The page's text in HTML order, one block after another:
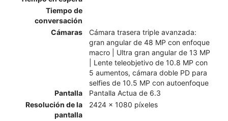
Tiempo de
conversación
Cámaras
Cámara trasera triple avanzada:
gran angular de 48 MP con enfoque
macro | Ultra gran angular de 13 MP
| Lente teleobjetivo de 10.8 MP con
5 aumentos, cámara doble PD para
selfies de 10.5 MP con autoenfoque
Pantalla
Pantalla Actua de 6.3
Resolución de la
pantalla
2424 x 1080 píxeles